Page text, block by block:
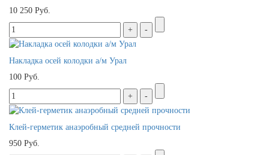
10 250 Руб.
Накладка осей колодки а/м Урал
100 Руб.
Клей-герметик анаэробный средней прочности
950 Руб.